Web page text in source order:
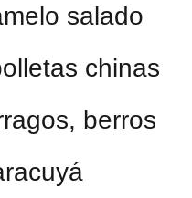
salado
chinas
berros